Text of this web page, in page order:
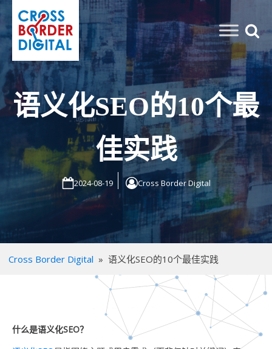
语义化SEO的10个最
佳实践
2024-08-19 Cross Border Digital
Cross Border Digital » 语义化SEO的10个最佳实践
什么是语义化SEO？